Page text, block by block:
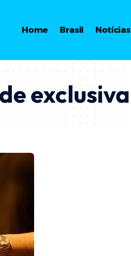
Home Brasil Notícias
exclusiva